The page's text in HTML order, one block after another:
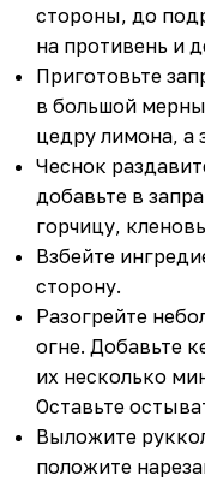
стороны, до
на противень и
Приготовьте
в большой
цедру лимона, а
Чеснок
добавьте в
горчицу,
Взбейте
сторону.
Разогрейте
огне. Добавьте
их несколько
Оставьте
Выложите
положите